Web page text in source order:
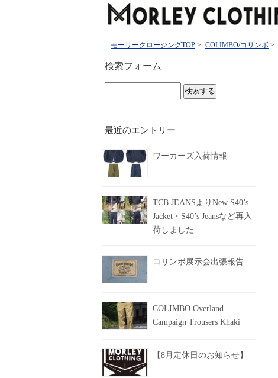
モーリークロージングTOP > COLIMBO/コリンボ >
検索フォーム
最近のエントリー
ワーカーズ入荷情報
TCB JEANSよりNew S40’s
Jacket・S40’s Jeansなど再入
荷しました
コリンボ展示会出張報告
COLIMBO Overland
Campaign Trousers Khaki
【8月定休日のお知らせ】